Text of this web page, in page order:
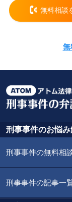
無料相談
無
刑事事件のお悩
刑事事件の無料相
刑事事件の記事一